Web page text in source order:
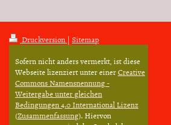
Druckversion | Sitemap
Sofern nicht anders vermerkt, ist diese
Webseite lizenziert unter einerCreative
Commons Namensnennung -
Weitergabe unter gleichen
Bedingungen 4.0 International Lizenz
(Zusammenfassung). Hiervon